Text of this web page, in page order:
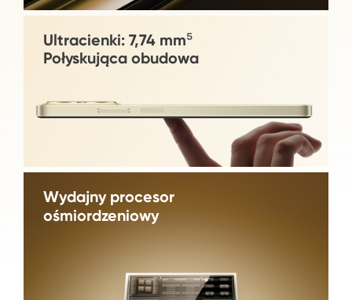
Wydajny procesor
ośmiordzeniowy
Ultracienki: 7,74 mm⁵
Połyskująca obudowa